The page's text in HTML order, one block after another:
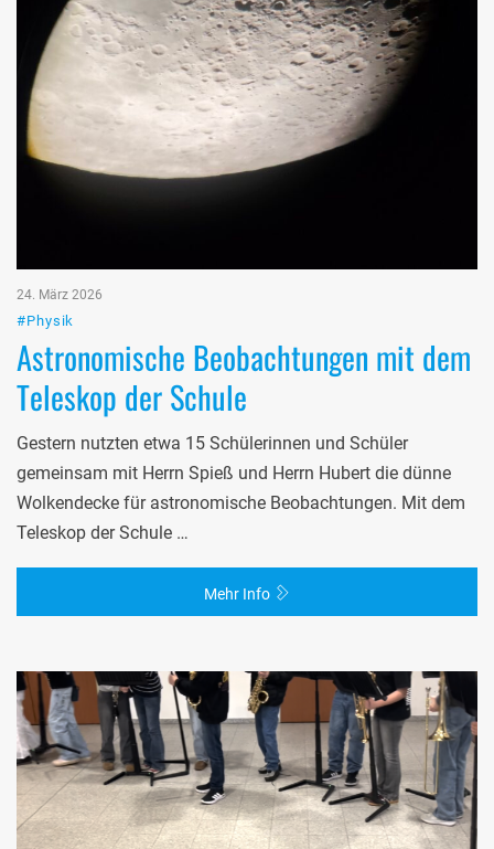
24. März 2026
#Physik
Astronomische Beobachtungen mit dem
Teleskop der Schule
Gestern nutzten etwa 15 Schülerinnen und Schüler
gemeinsam mit Herrn Spieß und Herrn Hubert die dünne
Wolkendecke für astronomische Beobachtungen. Mit dem
Teleskop der Schule …
Mehr Info